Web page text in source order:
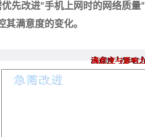
优先改进“手机上网时的网络质量”
满意度的变化。